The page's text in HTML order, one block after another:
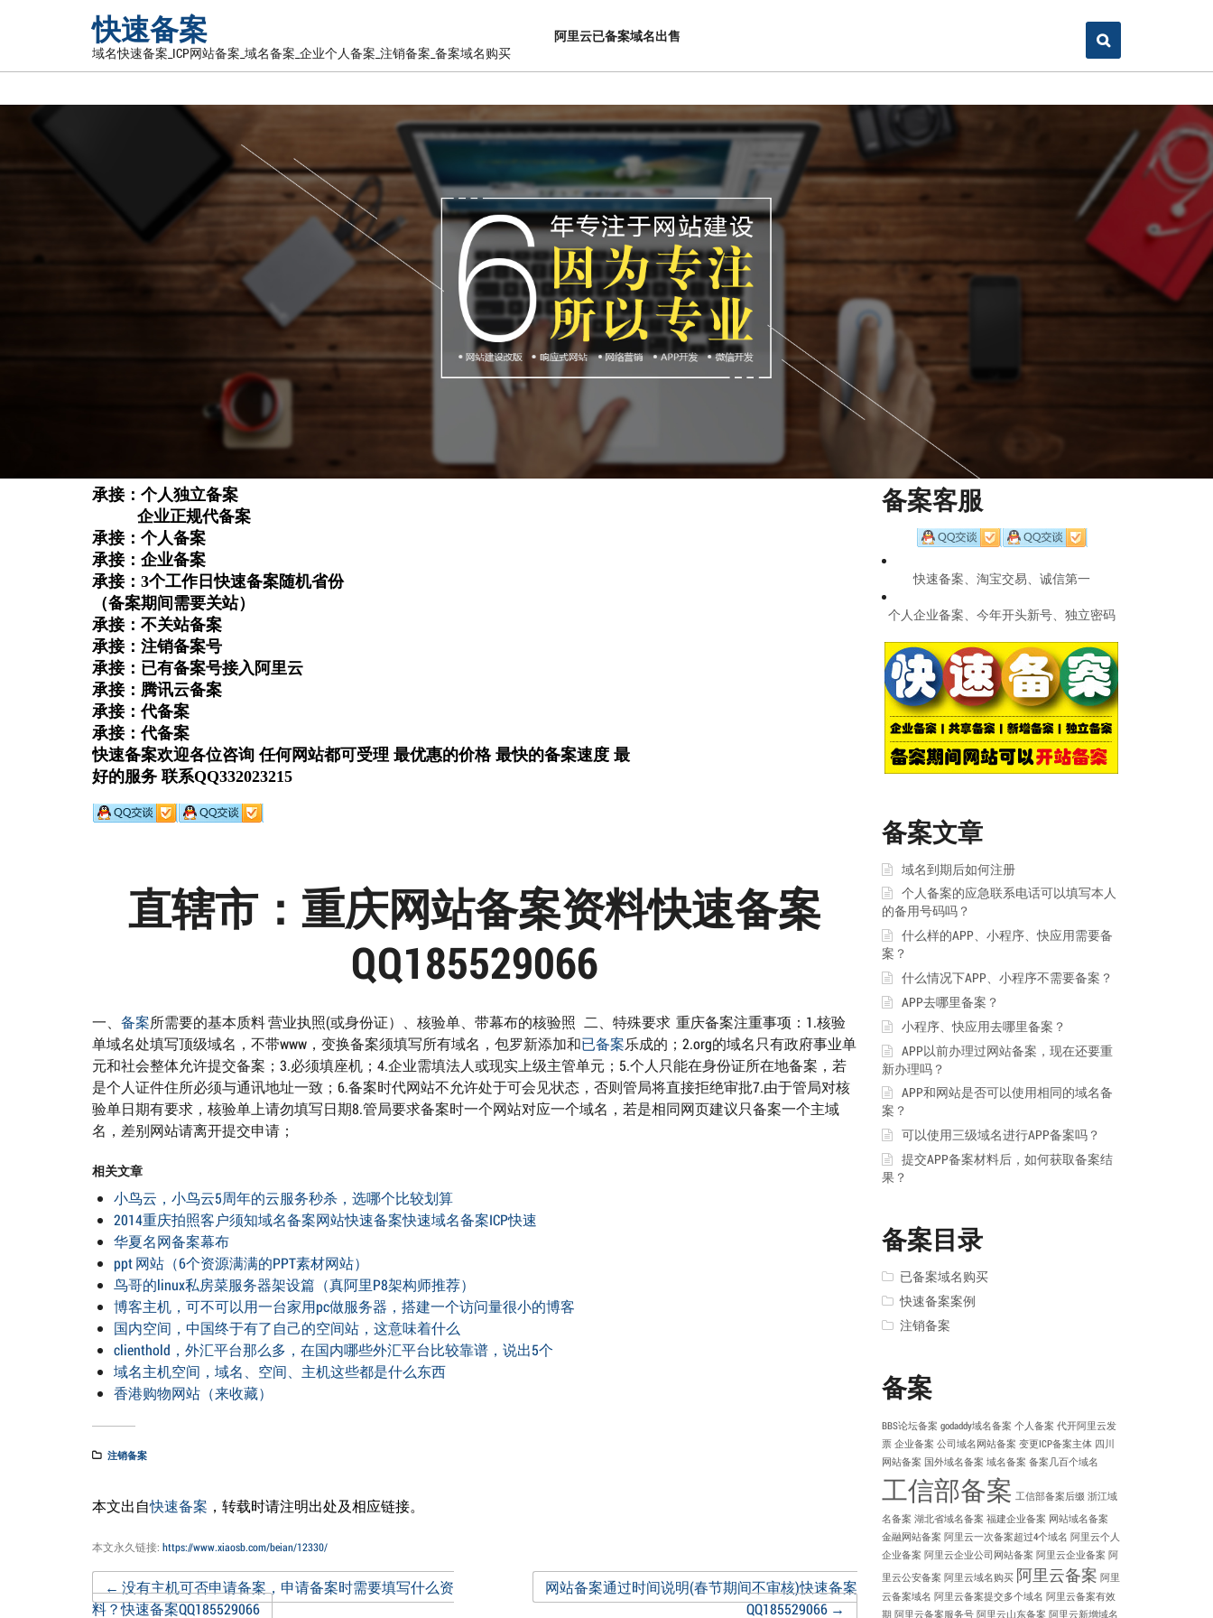
快速备案
域名快速备案_ICP网站备案_域名备案_企业个人备案_注销备案_备案域名购买
阿里云已备案域名出售
直辖市：重庆网站备案资料快速备案
QQ185529066
一、 备案所需要的基本质料 营业执照(或身份证）、核验单、带幕布的核验照 二、特殊要求 重庆备案注重事项：1.核验
单域名处填写顶级域名，不带www，变换备案须填写所有域名，包罗新添加和已备案乐成的；2.org的域名只有政府事业单
元和社会整体允许提交备案；3.必须填座机；4.企业需填法人或现实上级主管单元；5.个人只能在身份证所在地备案，若
是个人证件住所必须与通讯地址一致；6.备案时代网站不允许处于可会见状态，否则管局将直接拒绝审批7.由于管局对核
验单日期有要求，核验单上请勿填写日期8.管局要求备案时一个网站对应一个域名，若是相同网页建议只备案一个主域
名，差别网站请离开提交申请；
相关文章
小鸟云，小鸟云5周年的云服务秒杀，选哪个比较划算
2014重庆拍照客户须知域名备案网站快速备案快速域名备案ICP快速
华夏名网备案幕布
ppt 网站（6个资源满满的PPT素材网站）
鸟哥的linux私房菜服务器架设篇（真阿里P8架构师推荐）
博客主机，可不可以用一台家用pc做服务器，搭建一个访问量很小的博客
国内空间，中国终于有了自己的空间站，这意味着什么
clienthold，外汇平台那么多，在国内哪些外汇平台比较靠谱，说出5个
域名主机空间，域名、空间、主机这些都是什么东西
香港购物网站（来收藏）
注销备案
本文出自快速备案 ，转载时请注明出处及相应链接。
本文永久链接: https://www.xiaosb.com/beian/12330/
Post
← 没有主机可否申请备案，申请备案时需要填写什么资
料？快速备案QQ185529066
网站备案通过时间说明(春节期间不审核)快速备案
QQ185529066→
备案客服
快速备案、淘宝交易、诚信第一
个人企业备案、今年开头新号、独立密码
备案文章
域名到期后如何注册
个人备案的应急联系电话可以填写本人
的备用号码吗？
什么样的APP、小程序、快应用需要备
案？
什么情况下APP、小程序不需要备案？
APP去哪里备案？
小程序、快应用去哪里备案？
APP以前办理过网站备案，现在还要重
新办理吗？
APP和网站是否可以使用相同的域名备
案？
可以使用三级域名进行APP备案吗？
提交APP备案材料后，如何获取备案结
果？
备案目录
已备案域名购买
快速备案案例
注销备案
备案
BBS论坛备案 godaddy域名备案 个人备案 代开阿里云发
票 企业备案 公司域名网站备案 变更ICP备案主体 四川
网站备案 国外域名备案 域名备案 备案几百个域名
工信部备案 工信部备案后缀 浙江域
名备案 湖北省域名备案 福建企业备案 网站域名备案
金融网站备案 阿里云一次备案超过4个域名 阿里云个人
企业备案 阿里云企业公司网站备案 阿里云企业备案 阿
里云公安备案 阿里云域名购买 阿里云备案 阿里
云备案域名 阿里云备案提交多个域名 阿里云备案有效
期 阿里云备案服务号 阿里云山东备案 阿里云新增域名